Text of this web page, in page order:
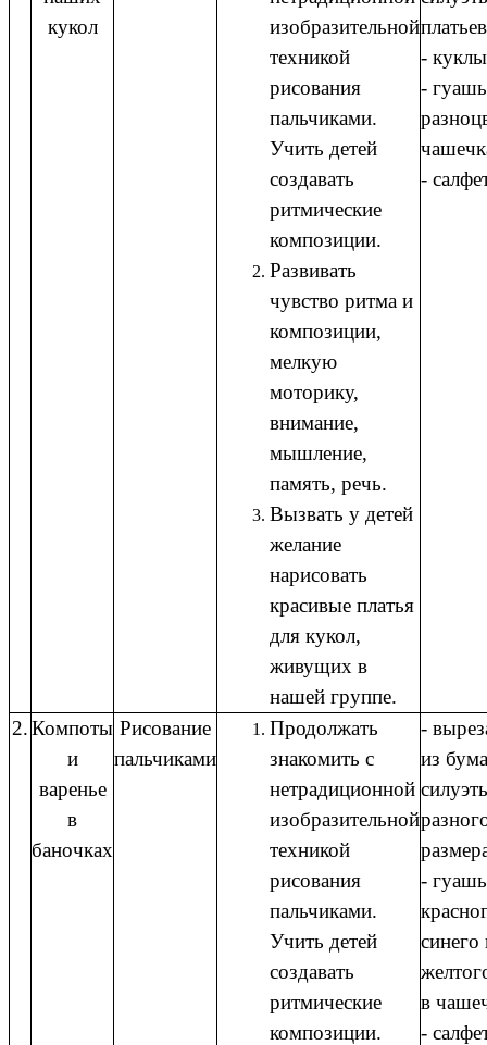
кукол
изобразительной
техникой
рисования
пальчиками.
Учить детей
создавать
ритмические
композиции.
Развивать
чувство ритма и
композиции,
мелкую
моторику,
внимание,
мышление,
память, речь.
Вызвать у детей
желание
нарисовать
красивые платья
для кукол,
живущих в
нашей группе.
-
- гуашь
-
2.Компоты
и
варенье
в
баночках
Рисование
пальчиками
Продолжать
знакомить с
нетрадиционной
изобразительной
техникой
рисования
пальчиками.
Учить детей
создавать
ритмические
композиции.
-
из
- гуашь
синего
в
-